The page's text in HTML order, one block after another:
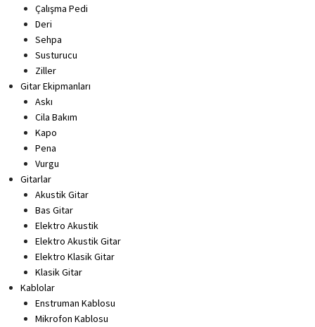
Çalışma Pedi
Deri
Sehpa
Susturucu
Ziller
Gitar Ekipmanları
Askı
Cila Bakım
Kapo
Pena
Vurgu
Gitarlar
Akustik Gitar
Bas Gitar
Elektro Akustik
Elektro Akustik Gitar
Elektro Klasik Gitar
Klasik Gitar
Kablolar
Enstruman Kablosu
Mikrofon Kablosu